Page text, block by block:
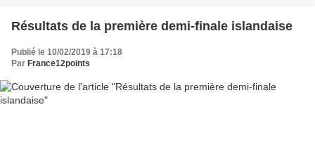
Résultats de la première demi-finale islandaise
Publié le 10/02/2019 à 17:18
Par France12points